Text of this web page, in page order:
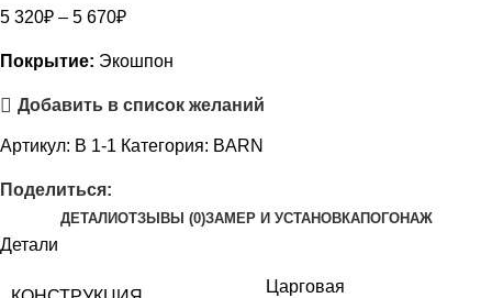
5 320₽ – 5 670₽
Покрытие: Экошпон
Добавить в список желаний
Артикул: В 1-1 Категория: BARN
Поделиться:
ДЕТАЛИОТЗЫВЫ (0)ЗАМЕР И УСТАНОВКАПОГОНАЖ
Детали
Царговая